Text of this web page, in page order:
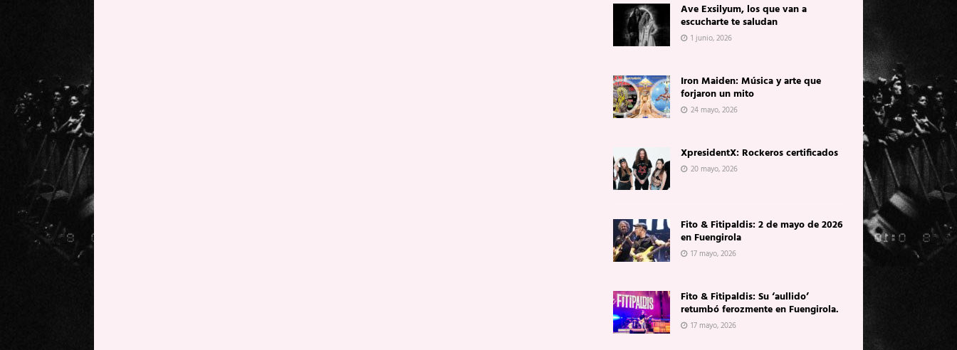
Ave Exsilyum, los que van a
escucharte te saludan
1 junio, 2026
Iron Maiden: Música y arte que
forjaron un mito
24 mayo, 2026
XpresidentX: Rockeros certificados
20 mayo, 2026
Fito & Fitipaldis: 2 de mayo de 2026
en Fuengirola
17 mayo, 2026
Fito & Fitipaldis: Su ‘aullido’
retumbó ferozmente en Fuengirola.
17 mayo, 2026